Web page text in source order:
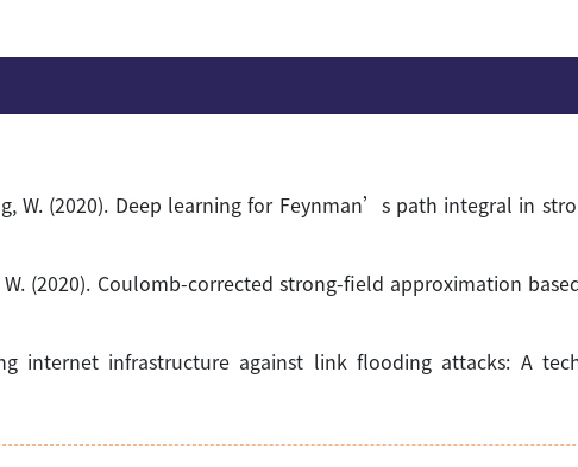
W. (2020). Deep learning for Feynman’s path integral in
W. (2020). Coulomb-corrected strong-field approximation
internet infrastructure against link flooding attacks: A